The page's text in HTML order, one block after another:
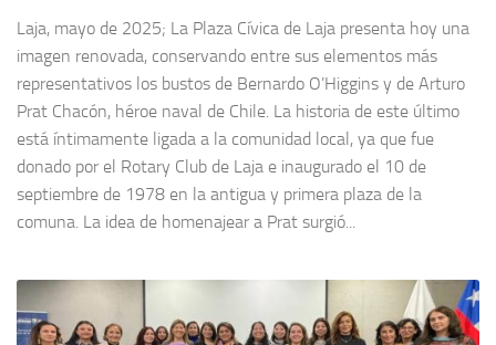
Laja, mayo de 2025; La Plaza Cívica de Laja presenta hoy una
imagen renovada, conservando entre sus elementos más
representativos los bustos de Bernardo O’Higgins y de Arturo
Prat Chacón, héroe naval de Chile. La historia de este último
está íntimamente ligada a la comunidad local, ya que fue
donado por el Rotary Club de Laja e inaugurado el 10 de
septiembre de 1978 en la antigua y primera plaza de la
comuna. La idea de homenajear a Prat surgió...